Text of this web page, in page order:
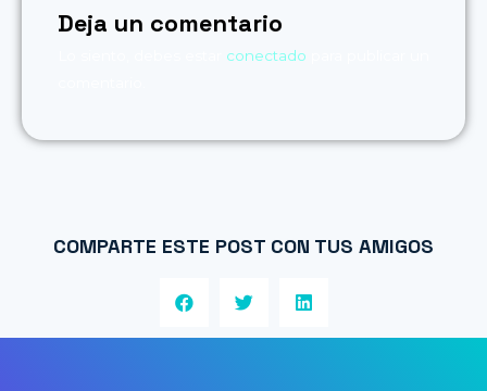
Deja un comentario
conectado
COMPARTE ESTE POST CON TUS AMIGOS